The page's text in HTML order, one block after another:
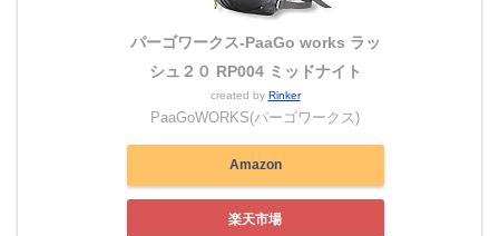
パーゴワークス-PaaGo works ラッ
シュ２０ RP004 ミッドナイト
created by Rinker
PaaGoWORKS(パーゴワークス)
Amazon
楽天市場